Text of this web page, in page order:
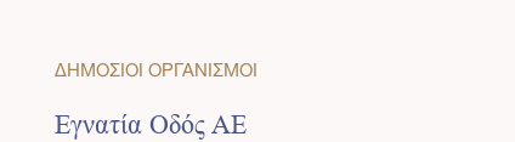
ΔΗΜΟΣΙΟΙ ΟΡΓΑΝΙΣΜΟΙ
Εγνατία Οδός ΑΕ